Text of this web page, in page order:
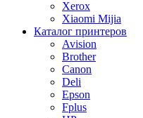
Xerox
Xiaomi Mijia
Каталог принтеров
Avision
Brother
Canon
Deli
Epson
Fplus